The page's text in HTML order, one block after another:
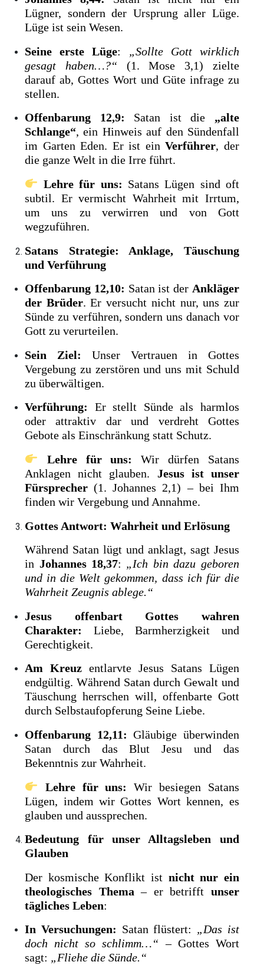
Lügner, sondern der Ursprung aller Lüge.
Lüge ist sein Wesen.
Seine erste Lüge: „Sollte Gott wirklich
gesagt haben…?“ (1. Mose 3,1) zielte
darauf ab, Gottes Wort und Güte infrage zu
stellen.
Offenbarung 12,9: Satan ist die „alte
Schlange“, ein Hinweis auf den Sündenfall
im Garten Eden. Er ist einVerführer, der
die ganze Welt in die Irre führt.
Lehre für uns: Satans Lügen sind oft
subtil. Er vermischt Wahrheit mit Irrtum,
um uns zu verwirren und von Gott
wegzuführen.
Satans Strategie: Anklage, Täuschung
und Verführung
Offenbarung 12,10: Satan ist der Ankläger
der Brüder. Er versucht nicht nur, uns zur
Sünde zu verführen, sondern uns danach vor
Gott zu verurteilen.
Sein Ziel: Unser Vertrauen in Gottes
Vergebung zu zerstören und uns mit Schuld
zu überwältigen.
Verführung: Er stellt Sünde als harmlos
oder attraktiv dar und verdreht Gottes
Gebote als Einschränkung statt Schutz.
Lehre für uns:
Wir dürfen Satans
Anklagen nicht glauben. Jesus ist unser
Fürsprecher (1. Johannes 2,1) – bei Ihm
finden wir Vergebung und Annahme.
Gottes Antwort: Wahrheit und Erlösung
Während Satan lügt und anklagt, sagt Jesus
in Johannes 18,37: „Ich bin dazu geboren
und in die Welt gekommen, dass ich für die
Wahrheit Zeugnis ablege.“
Jesus offenbart Gottes wahren
Charakter: Liebe, Barmherzigkeit und
Gerechtigkeit.
Am Kreuz entlarvte Jesus Satans Lügen
endgültig. Während Satan durch Gewalt und
Täuschung herrschen will, offenbarte Gott
durch Selbstaufopferung Seine Liebe.
Offenbarung 12,11: Gläubige überwinden
Satan durch das Blut Jesu und das
Bekenntnis zur Wahrheit.
Lehre für uns:
Wir besiegen Satans
Lügen, indem wir Gottes Wort kennen, es
glauben und aussprechen.
Bedeutung für unser Alltagsleben und
Glauben
Der kosmische Konflikt ist nicht nur ein
theologisches Thema – er betrifft unser
tägliches Leben:
In Versuchungen: Satan flüstert: „Das ist
doch nicht so schlimm…“ – Gottes Wort
sagt: „Fliehe die Sünde.“